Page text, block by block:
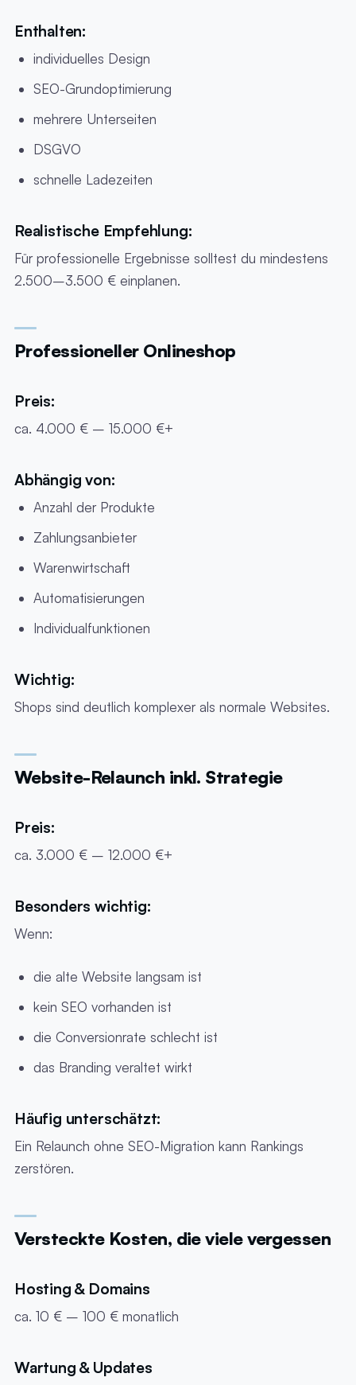
Enthalten:
individuelles Design
SEO-Grundoptimierung
mehrere Unterseiten
DSGVO
schnelle Ladezeiten
Realistische Empfehlung:
Für professionelle Ergebnisse solltest du mindestens
2.500–3.500 € einplanen.
Professioneller Onlineshop
Preis:
ca. 4.000 € – 15.000 €+
Abhängig von:
Anzahl der Produkte
Zahlungsanbieter
Warenwirtschaft
Automatisierungen
Individualfunktionen
Wichtig:
Shops sind deutlich komplexer als normale Websites.
Website-Relaunch inkl. Strategie
Preis:
ca. 3.000 € – 12.000 €+
Besonders wichtig:
Wenn:
die alte Website langsam ist
kein SEO vorhanden ist
die Conversionrate schlecht ist
das Branding veraltet wirkt
Häufig unterschätzt:
Ein Relaunch ohne SEO-Migration kann Rankings
zerstören.
Versteckte Kosten, die viele vergessen
Hosting & Domains
ca. 10 € – 100 € monatlich
Wartung & Updates